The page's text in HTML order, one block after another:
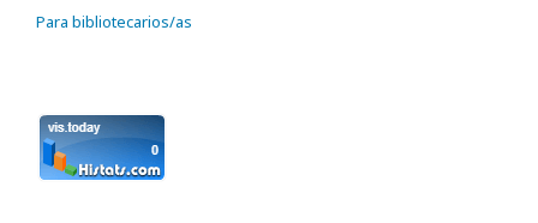
Para bibliotecarios/as